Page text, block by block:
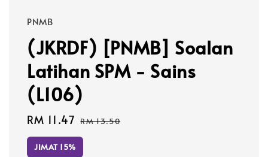
PNMB
(JKRDF) [PNMB] Soalan
Latihan SPM - Sains
(L106)
Sale
price
RM 11.47 Regular
price
RM 13.50
JIMAT 15%